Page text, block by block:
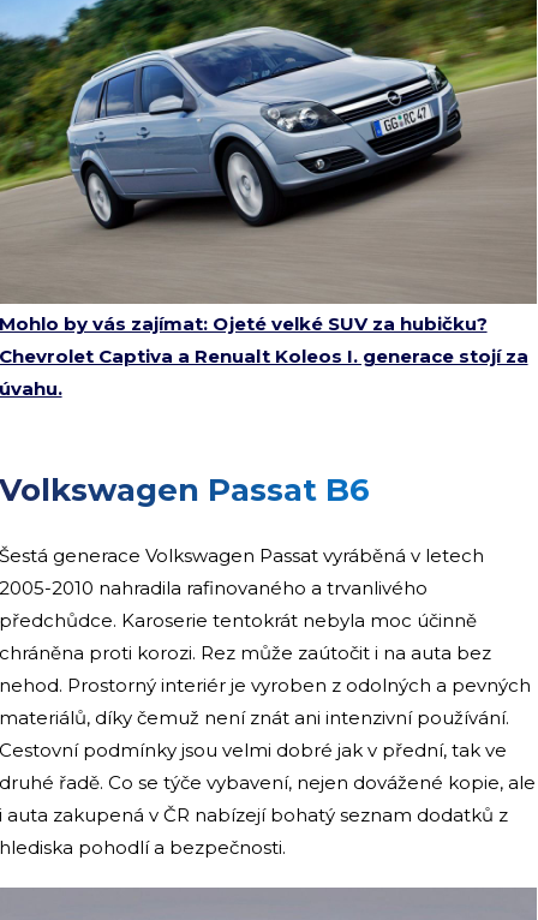
by vás zajímat: Ojeté velké SUV za hubičku?
Captiva a Renualt Koleos I. generace stojí za
Passat B6
generace Volkswagen Passat vyráběná v letech
2010 nahradila rafinovaného a trvanlivého
Karoserie tentokrát nebyla moc účinně
proti korozi. Rez může zaútočit i na auta bez
Prostorný interiér je vyroben z odolných a pevných
díky čemuž není znát ani intenzivní používání.
podmínky jsou velmi dobré jak v přední, tak ve
řadě. Co se týče vybavení, nejen dovážené kopie, ale
auta zakupená v ČR nabízejí bohatý seznam dodatků z
pohodlí a bezpečnosti.